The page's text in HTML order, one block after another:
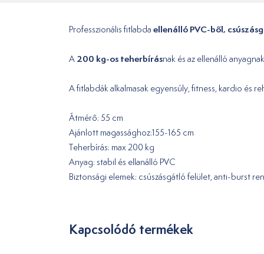
Professzionális fitlabda ellenálló PVC-ből,
A 200 kg-osteherbírásnak és az ellenálló
A fitlabdák alkalmasak egyensúly, fitness, kardio és
Átmérő: 55 cm
Ajánlott magassághoz:155-165 cm
Teherbírás: max 200 kg
Anyag: stabil és ellanálló PVC
Biztonsági elemek: csúszásgátló felület, anti-burst
Kapcsolódó termékek